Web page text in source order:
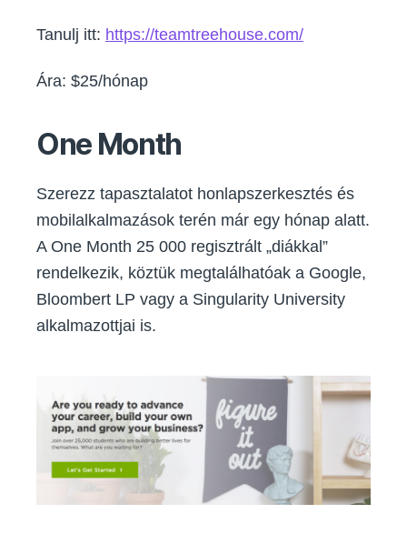
Tanulj itt: https://teamtreehouse.com/
Ára: $25/hónap
One Month
Szerezz tapasztalatot honlapszerkesztés és
mobilalkalmazások terén már egy hónap alatt.
A One Month 25 000 regisztrált „diákkal”
rendelkezik, köztük megtalálhatóak a Google,
Bloombert LP vagy a Singularity University
alkalmazottjai is.